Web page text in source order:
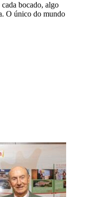
bocado, algo
O único do mundo